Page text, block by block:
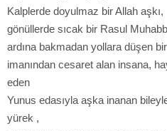
Kalplerde doyulmaz bir Allah aşkı,
gönüllerde sıcak bir Rasul
ardına bakmadan yollara düşen
imanından cesaret alan insana,
eden
Yunus edasıyla aşka inanan
yürek ,